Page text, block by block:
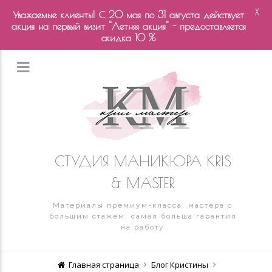
СТУДИЯ МАНИКЮРА KRIS
& MASTER
Материалы премиум-класса, мастера с
большим стажем, самая больша гарантия
на работу
Главная страница Блог Кристины
Уважаемые клиенты! С 20 мая по 31 августа действует
акция на первый визит "Летняя акция" - предоставляется
скидка 10 %
X